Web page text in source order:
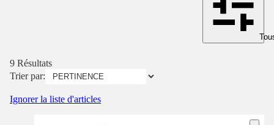
9 Résultats
Trier par:
Ignorer la liste d'articles